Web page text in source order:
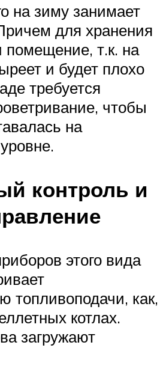
на зиму занимает
для хранения
помещение, т.к. на
и будет плохо
требуется
чтобы
на
контроль и
этого вида
топливоподачи, как,
котлах.
загружают